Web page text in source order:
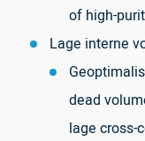
of high-
Lage interne
dead
lage cross-